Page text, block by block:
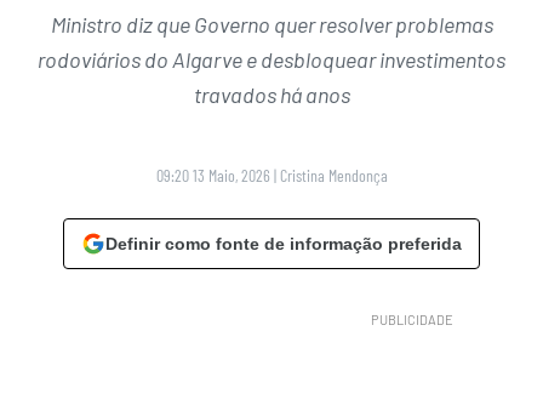
Ministro diz que Governo quer resolver problemas
rodoviários do Algarve e desbloquear investimentos
travados há anos
09:20 13 Maio, 2026 | Cristina Mendonça
Definir como fonte de informação preferida